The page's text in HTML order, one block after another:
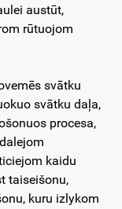
austūt,
rūtuojom
svātku
svātku daļa,
procesa,
kaidu
taiseišonu,
kuru izlykom